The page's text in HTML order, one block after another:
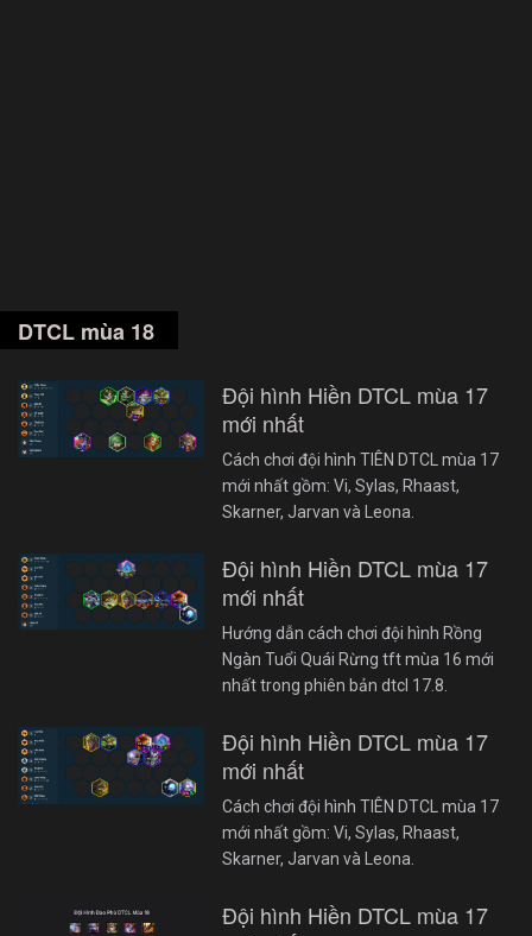
DTCL mùa 18
Đội hình Hiền DTCL mùa 17
mới nhất
Cách chơi đội hình TIÊN DTCL mùa 17
mới nhất gồm: Vi, Sylas, Rhaast,
Skarner, Jarvan và Leona.
Đội hình Hiền DTCL mùa 17
mới nhất
Hướng dẫn cách chơi đội hình Rồng
Ngàn Tuổi Quái Rừng tft mùa 16 mới
nhất trong phiên bản dtcl 17.8.
Đội hình Hiền DTCL mùa 17
mới nhất
Cách chơi đội hình TIÊN DTCL mùa 17
mới nhất gồm: Vi, Sylas, Rhaast,
Skarner, Jarvan và Leona.
Đội hình Hiền DTCL mùa 17